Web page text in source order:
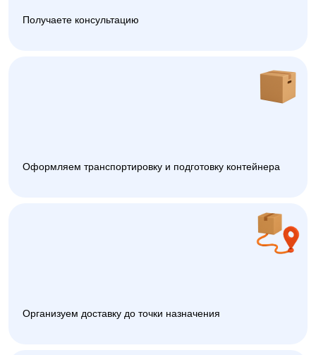
Получаете консультацию
Оформляем транспортировку и подготовку контейнера
Организуем доставку до точки назначения